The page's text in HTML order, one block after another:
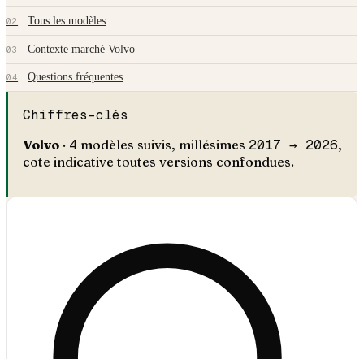
02 Tous les modèles
03 Contexte marché Volvo
04 Questions fréquentes
Chiffres-clés
Volvo· 4 modèles suivis, millésimes 2017 → 2026,
cote indicative toutes versions confondues.